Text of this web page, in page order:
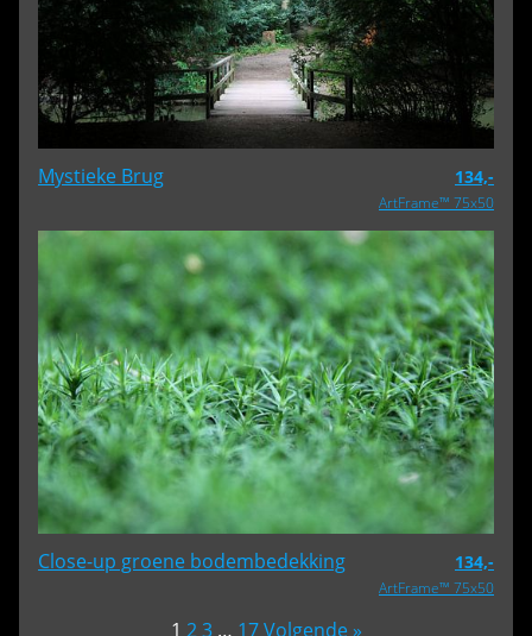
Mystieke Brug 134,-
ArtFrame™ 75x50
Close-up groene bodembedekking 134,-
ArtFrame™ 75x50
1 2 3 … 17 Volgende »